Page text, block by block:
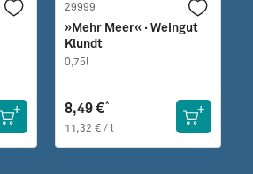
29999
»Mehr Meer« · Weingut
Klundt
0,75l
8,49 €*
11,32 € / l